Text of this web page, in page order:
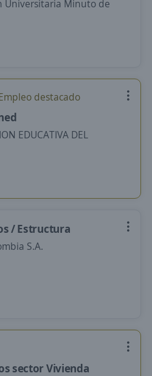
Universitaria Minuto de
destacado
EDUCATIVA DEL
/ Estructura
S.A.
sector Vivienda